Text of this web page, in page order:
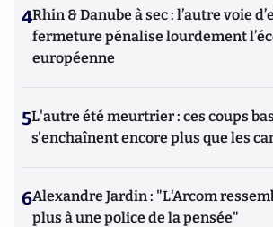
4Rhin & Danube à sec : l’autre voie
fermeture pénalise lourdement
européenne
5L'autre été meurtrier : ces coups
s'enchaînent encore plus que les
6Alexandre Jardin : "L'Arcom
plus à une police de la pensée"